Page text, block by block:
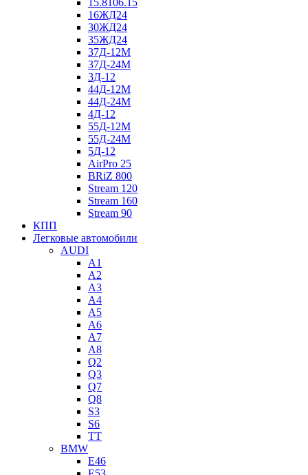
15.8106.15
16ЖД24
30ЖД24
35ЖД24
37Д-12М
37Д-24М
3Д-12
44Д-12М
44Д-24М
4Д-12
55Д-12М
55Д-24М
5Д-12
AirPro 25
BRiZ 800
Stream 120
Stream 160
Stream 90
КПП
Легковые автомобили
AUDI
A1
A2
A3
A4
A5
A6
A7
A8
Q2
Q3
Q7
Q8
S3
S6
TT
BMW
E46